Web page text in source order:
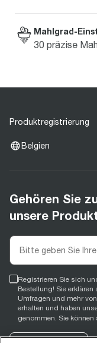
Mahlgrad-
30 präzise
Produktregistrierung
Belgien
Gehören Sie
unsere
Registrieren Sie sich
Bestellung! Sie
Umfragen und mehr
erhalten und haben
genommen. Sie